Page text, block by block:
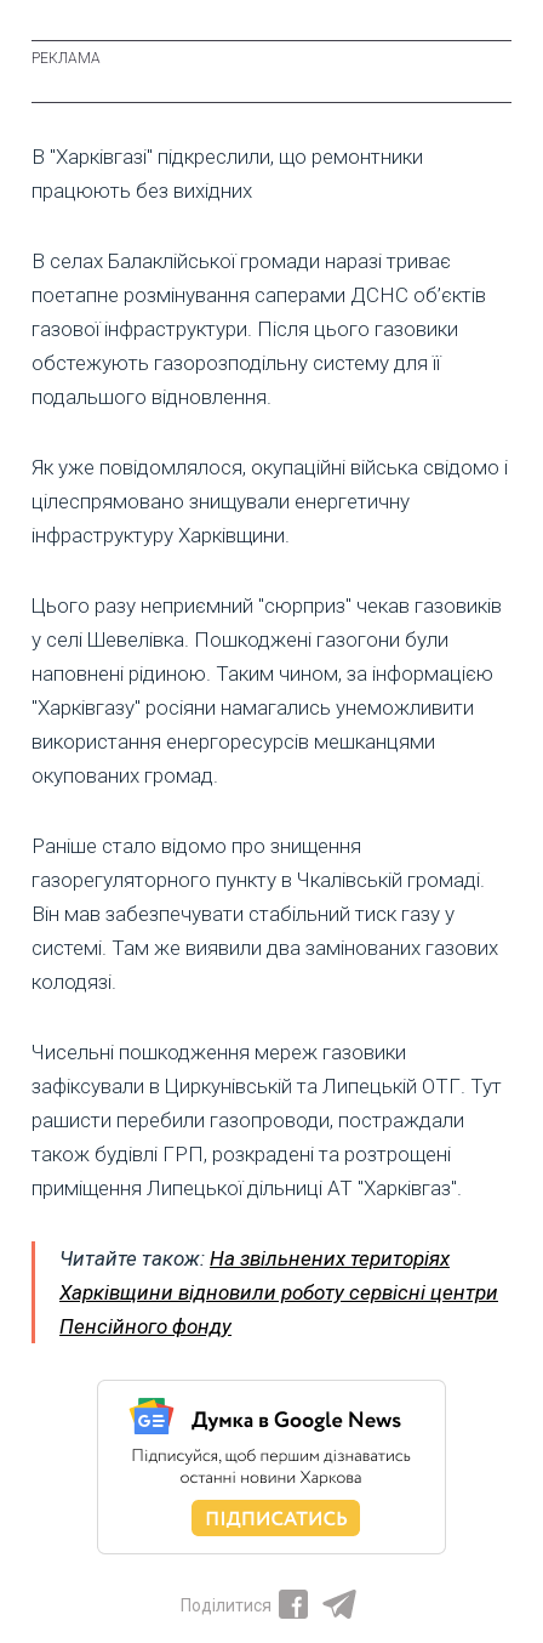
В "Харківгазі" підкреслили, що ремонтники
працюють без вихідних
В селах Балаклійської громади наразі триває
поетапне розмінування саперами ДСНС об’єктів
газової інфраструктури. Після цього газовики
обстежують газорозподільну систему для її
подальшого відновлення.
Як уже повідомлялося, окупаційні війська свідомо і
цілеспрямовано знищували енергетичну
інфраструктуру Харківщини.
Цього разу неприємний "сюрприз" чекав газовиків
у селі Шевелівка. Пошкоджені газогони були
наповнені рідиною. Таким чином, за інформацією
"Харківгазу" росіяни намагались унеможливити
використання енергоресурсів мешканцями
окупованих громад.
Раніше стало відомо про знищення
газорегуляторного пункту в Чкалівській громаді.
Він мав забезпечувати стабільний тиск газу у
системі. Там же виявили два замінованих газових
колодязі.
Чисельні пошкодження мереж газовики
зафіксували в Циркунівській та Липецькій ОТГ. Тут
рашисти перебили газопроводи, постраждали
також будівлі ГРП, розкрадені та розтрощені
приміщення Липецької дільниці АТ "Харківгаз".
Читайте також: На звільнених територіях
Харківщини відновили роботу сервісні центри
Пенсійного фонду
Поділитися